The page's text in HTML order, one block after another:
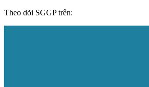
Theo dõi SGGP trên: